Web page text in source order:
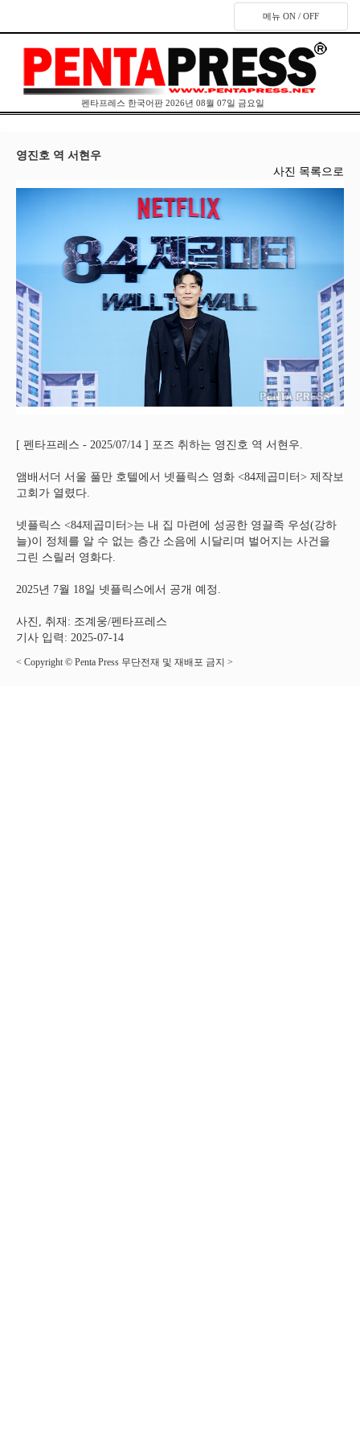
메뉴 ON / OFF
펜타프레스 한국어판 2026년 08월 07일 금요일
영진호 역 서현우
사진 목록으로
[ 펜타프레스 - 2025/07/14 ] 포즈 취하는 영진호 역 서현우.
앰배서더 서울 풀만 호텔에서 넷플릭스 영화 ​​<​84제곱미터> 제작보
고회가 열렸다.
넷플릭스 <84제곱미터>​는 내 집 마련에 성공한 영끌족 우성(강하
늘)이 정체를 알 수 없는 층간 소음에 시달리며 벌어지는 사건을
그린 스릴러 영화다.
2025년 7월 18일 넷플릭스에서 공개 예정.
사진, 취재: 조계웅/펜타프레스
기사 입력: 2025-07-14
< Copyright © Penta Press 무단전재 및 재배포 금지 >